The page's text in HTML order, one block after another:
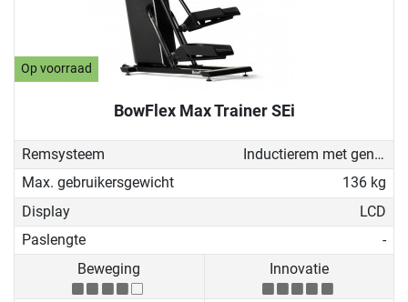
Op voorraad
BowFlex Max Trainer SEi
Remsysteem
Inductierem met generator
Max. gebruikersgewicht
136 kg
Display
LCD
Paslengte
-
Beweging
Innovatie